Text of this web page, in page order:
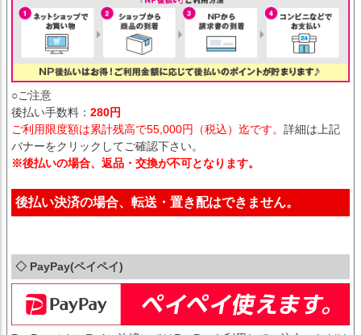
○ご注意
後払い手数料： 280円
ご利用限度額は累計残高で55,000円（税込）迄です。 詳細は上記
バナーをクリックしてご確認下さい。
※後払いの場合、返品・交換が不可となります。
後払い決済の場合、転送・置き配はできません。
◇ PayPay(ペイペイ)